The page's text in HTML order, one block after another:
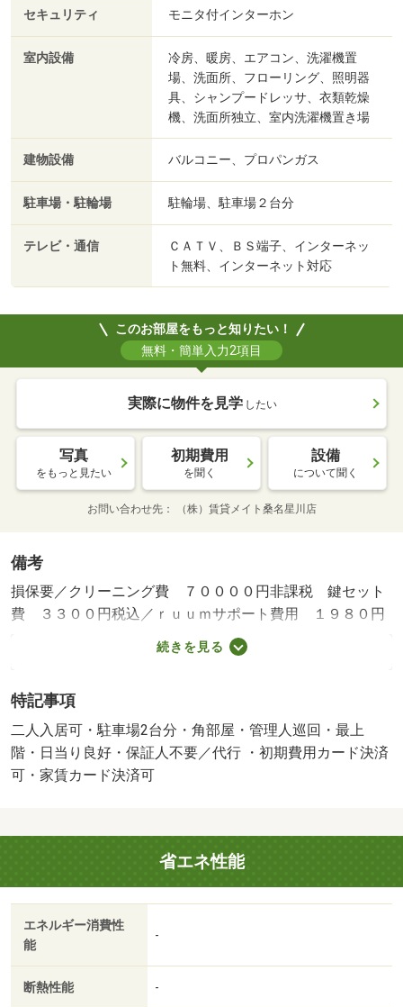
セキュリティ モニタ付インターホン
室内設備
冷房、暖房、エアコン、洗濯機置
場、洗面所、フローリング、照明器
具、シャンプードレッサ、衣類乾燥
機、洗面所独立、室内洗濯機置き場
建物設備 バルコニー、プロパンガス
駐車場・駐輪場 駐輪場、駐車場２台分
テレビ・通信
ＣＡＴＶ、ＢＳ端子、インターネッ
ト無料、インターネット対応
このお部屋をもっと知りたい！
無料・簡単入力2項目
実際に物件を見学 したい
写真
をもっと見たい
初期費用
を聞く
設備
について聞く
お問い合わせ先 （株）賃貸メイト桑名星川店
備考
損保要／クリーニング費 ７００００円非課税 鍵セット
費 ３３００円税込／ｒｕｕｍサポート費用 １９８０円
／月額 町内会費 ５００円／月額 更新事務手数料 ２
２０００円／保証会社利用必：契約時保証委託料：２２，
５％／普通借家０２年／二人入居可／子供可／【物件名
ヴェリテボーＩＩ】お問い合わせください。追加駐車場の
台数には限りがあります。空き状況はご確認ください。掲
載の写真・パノラマは同型タイプのものです。現状を優先
／ＴＶインターホン／浴室乾燥機／室内洗濯置／陽当り良
好／シューズボックス／南向き／追焚機能浴室／角住戸／
温水洗浄便座／洗面所独立／洗面化粧台／駐輪場／ＣＡＴ
Ｖ／即入居可／最上階／敷金不要／対面式キッチン／照明
付／オートバス／保証人不要／駐車２台可／二人入居相談
／２４時間緊急通報システム／全居室フローリング／２沿
／クロゼット３ヶ所／３駅以上利用可／敷地内ごみ置き場
続きを見る
特記事項
二人入居可・駐車場2台分・角部屋・管理人巡回・最上
階・日当り良好・保証人不要／代行 ・初期費用カード決済
可・家賃カード決済可
省エネ性能
エネルギー消費性
能
-
断熱性能 -